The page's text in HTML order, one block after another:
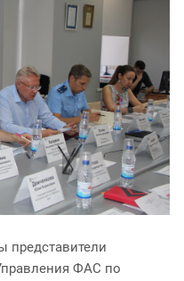
представители
ФАС по